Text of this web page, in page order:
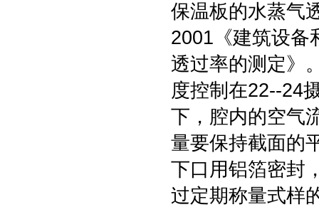
保温板的水蒸气
2001《建筑设备
透过率的测定》
度控制在22--24
下，腔内的空气
量要保持截面的
下口用铝箔密封
过定期称量式样